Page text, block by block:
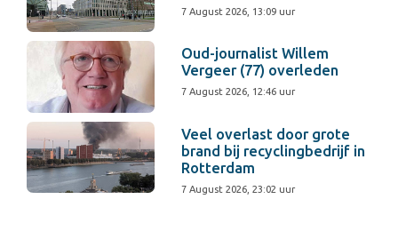
7 August 2026, 13:09 uur
Oud-journalist Willem
Vergeer (77) overleden
7 August 2026, 12:46 uur
Veel overlast door grote
brand bij recyclingbedrijf in
Rotterdam
7 August 2026, 23:02 uur